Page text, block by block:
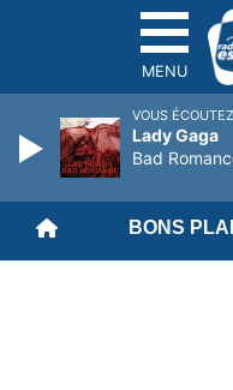
MENU
BONS
VOUS
Lady Gaga
Bad